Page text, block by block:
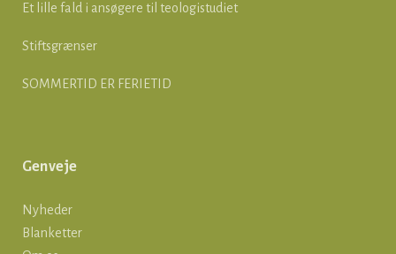
Et lille fald i ansøgere til teologistudiet
Stiftsgrænser
SOMMERTID ER FERIETID
Genveje
Nyheder
Blanketter